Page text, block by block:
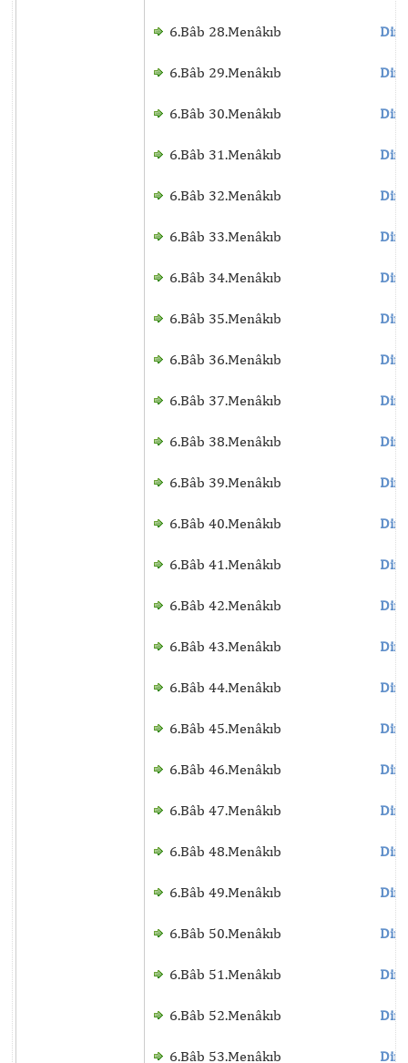
6.Bâb 28.Menâkıb
6.Bâb 29.Menâkıb
6.Bâb 30.Menâkıb
6.Bâb 31.Menâkıb
6.Bâb 32.Menâkıb
6.Bâb 33.Menâkıb
6.Bâb 34.Menâkıb
6.Bâb 35.Menâkıb
6.Bâb 36.Menâkıb
6.Bâb 37.Menâkıb
6.Bâb 38.Menâkıb
6.Bâb 39.Menâkıb
6.Bâb 40.Menâkıb
6.Bâb 41.Menâkıb
6.Bâb 42.Menâkıb
6.Bâb 43.Menâkıb
6.Bâb 44.Menâkıb
6.Bâb 45.Menâkıb
6.Bâb 46.Menâkıb
6.Bâb 47.Menâkıb
6.Bâb 48.Menâkıb
6.Bâb 49.Menâkıb
6.Bâb 50.Menâkıb
6.Bâb 51.Menâkıb
6.Bâb 52.Menâkıb
6.Bâb 53.Menâkıb